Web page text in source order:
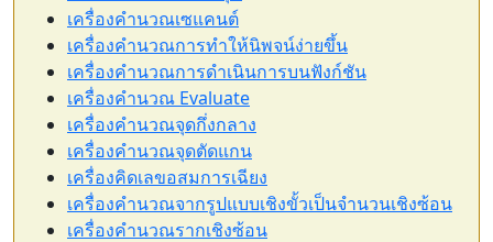
เครื่องคำนวณเซแคนต์
เครื่องคำนวณการทำให้นิพจน์ง่ายขึ้น
เครื่องคำนวณการดำเนินการบนฟังก์ชัน
เครื่องคำนวณ Evaluate
เครื่องคำนวณจุดกึ่งกลาง
เครื่องคำนวณจุดตัดแกน
เครื่องคิดเลขอสมการเฉียง
เครื่องคำนวณจากรูปแบบเชิงขั้วเป็นจำนวนเชิงซ้อน
เครื่องคำนวณรากเชิงซ้อน